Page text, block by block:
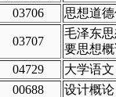
03706 思想道
03707
毛泽东
要思想
04729
大学语文
00688
设计概论